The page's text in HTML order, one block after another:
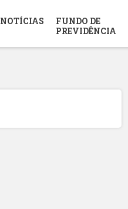
NOTÍCIAS
FUNDO DE
PREVIDÊNCIA